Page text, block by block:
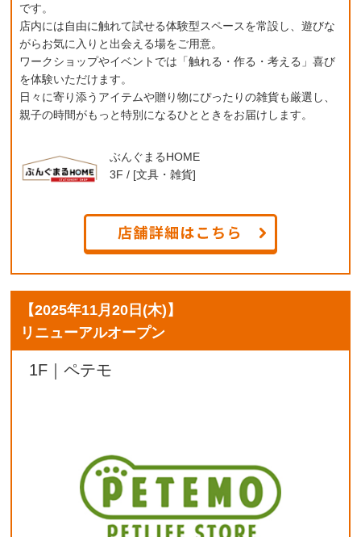
です。
店内には自由に触れて試せる体験型スペースを常設し、遊びな
がらお気に入りと出会える場をご用意。
ワークショップやイベントでは「触れる・作る・考える」喜び
を体験いただけます。
日々に寄り添うアイテムや贈り物にぴったりの雑貨も厳選し、
親子の時間がもっと特別になるひとときをお届けします。
ぶんぐまるHOME
3F / [文具・雑貨]
【2025年11月20日(木) 】
リニューアルオープン
1F｜ペテモ